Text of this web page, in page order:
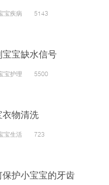
宝疾病 5143
宝宝缺水信号
宝护理 5500
衣物清洗
宝生活 723
保护小宝宝的牙齿